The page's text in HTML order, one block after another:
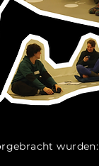
wurden: